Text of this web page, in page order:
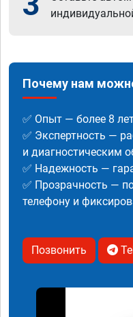
Почему нам
✅ Опыт — более 8
✅ Экспертность —
и диагностическим
✅ Надежность —
✅ Прозрачность —
телефону и
Позвонить